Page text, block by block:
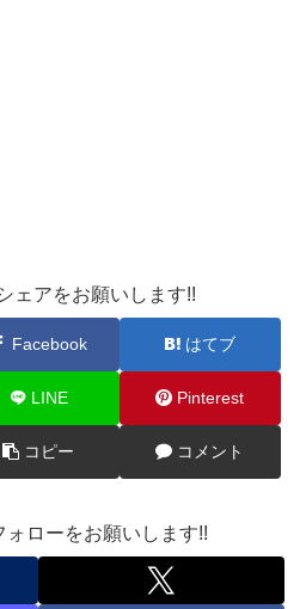
ェアをお願いします!!
Facebook はてブ
LINE Pinterest
コピー コメント
ォローをお願いします!!